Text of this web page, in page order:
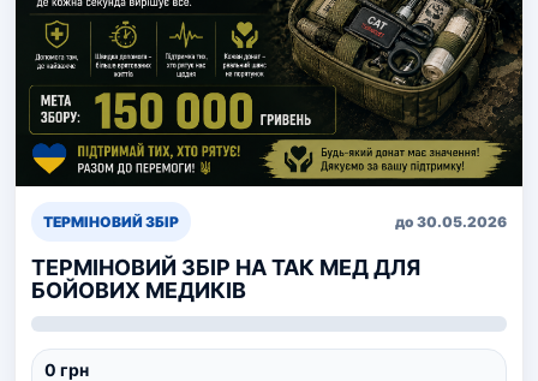
ТЕРМІНОВИЙ ЗБІР до 30.05.2026
ТЕРМІНОВИЙ ЗБІР НА ТАК МЕД ДЛЯ
БОЙОВИХ МЕДИКІВ
0 грн